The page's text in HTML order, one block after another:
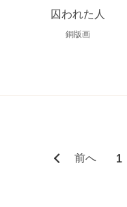
囚われた人
銅版画
前へ 1